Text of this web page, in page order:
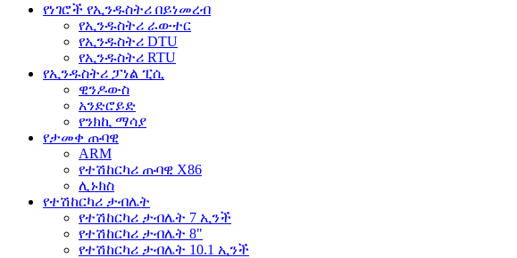
የነገሮች የኢንዱስትሪ በይነመረብ
የኢንዱስትሪ ራውተር
የኢንዱስትሪ DTU
የኢንዱስትሪ RTU
የኢንዱስትሪ ፓነል ፒሲ
ዊንዶውስ
አንድሮይድ
የንክኪ ማሳያ
የታመቀ ጡባዊ
ARM
የተሽከርካሪ ጡባዊ X86
ሊኑክስ
የተሽከርካሪ ታብሌት
የተሽከርካሪ ታብሌት 7 ኢንች
የተሽከርካሪ ታብሌት 8"
የተሽከርካሪ ታብሌት 10.1 ኢንች